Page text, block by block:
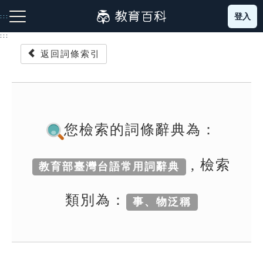
到
主
:::
生字詞彙表
成語故事
登入
:::
返回詞條索引
您檢索的詞條辭典為：
教育部臺灣台語常用詞辭典 , 檢索
類別為： 事、物泛稱